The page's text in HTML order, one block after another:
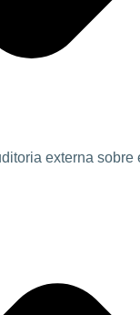
externa